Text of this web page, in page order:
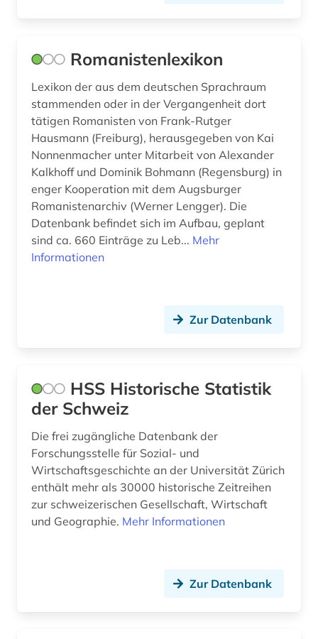
konstrukteur (1)
konzert (1)
korpus (1)
korpus <linguistik> (1)
korrespondenz (1)
krankenhaus (1)
kunstgeschichte (3)
künstliche intelligenz (1)
ladinisch (1)
landeskunde (3)
Romanistenlexikon
Lexikon der aus dem deutschen Sprachraum
stammenden oder in der Vergangenheit dort
tätigen Romanisten von Frank-Rutger
Hausmann (Freiburg), herausgegeben von Kai
Nonnenmacher unter Mitarbeit von Alexander
Kalkhoff und Dominik Bohmann (Regensburg) in
enger Kooperation mit dem Augsburger
Romanistenarchiv (Werner Lengger). Die
Datenbank befindet sich im Aufbau, geplant
sind ca. 660 Einträge zu Leb... Mehr
Informationen
Zur Datenbank
HSS Historische Statistik
der Schweiz
Die frei zugängliche Datenbank der
Forschungsstelle für Sozial- und
Wirtschaftsgeschichte an der Universität Zürich
enthält mehr als 30000 historische Zeitreihen
zur schweizerischen Gesellschaft, Wirtschaft
und Geographie. Mehr Informationen
Zur Datenbank